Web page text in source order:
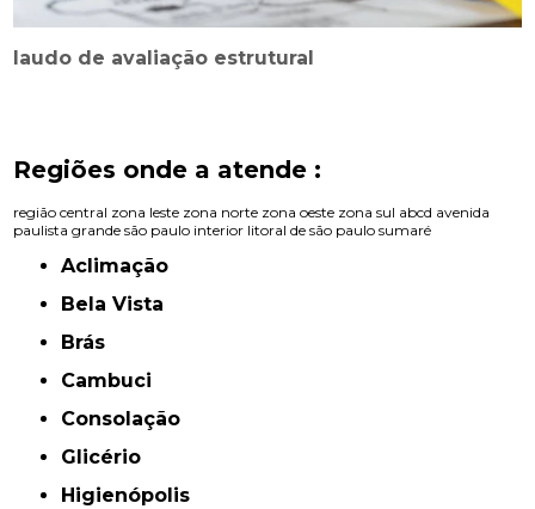
laudo de avaliação estrutural
Regiões onde a atende :
região central zona leste zona norte zona oeste zona sul abcd avenida
paulista grande são paulo interior litoral de são paulo sumaré
Aclimação
Bela Vista
Brás
Cambuci
Consolação
Glicério
Higienópolis